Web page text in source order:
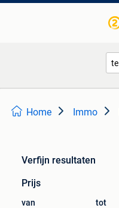
Home Immo
Verfijn resultaten
Prijs
van tot